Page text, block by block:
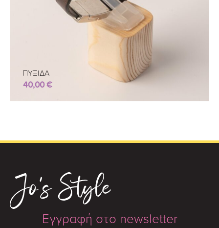
ΠΥΞΙΔΑ
40,00€
Εγγραφή στο newsletter